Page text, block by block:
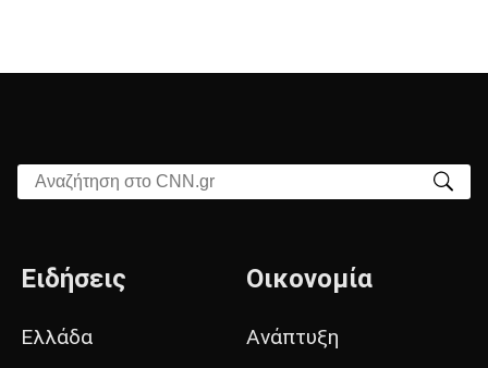
Αναζήτηση στο CNN.gr
Ειδήσεις
Ελλάδα
Οικονομία
Ανάπτυξη